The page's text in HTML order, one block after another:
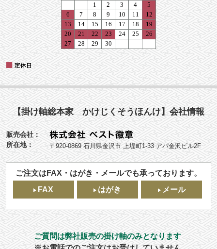
【掛け軸総本家 かけじくそうほんけ】会社情報
販売会社：
所在地：
〒920-0869 石川県金沢市 上堤町1-33 アパ金沢ビル2F
ご注文はFAX・はがき・メールでも承っております。
FAX
はがき メール
ご質問は弊社販売の掛け軸のみとなります